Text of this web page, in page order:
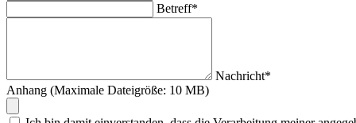
Betreff*
Nachricht*
Anhang (Maximale Dateigröße: 10 MB)